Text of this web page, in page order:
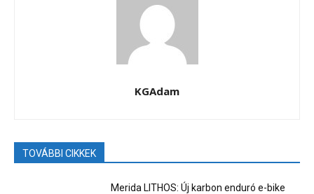
KGAdam
TOVÁBBI CIKKEK
Merida LITHOS: Új karbon enduró e-bike